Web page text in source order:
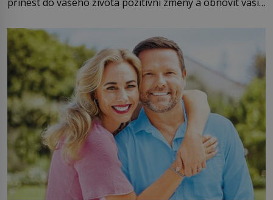
můžete obohatit své rituály a přinést do svého života
větší harmonii a klid. Je důležité